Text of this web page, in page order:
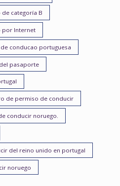
categoría B
por Internet
conducao portuguesa
pasaporte
de permiso de conducir
conducir noruego.
del reino unido en portugal
noruego